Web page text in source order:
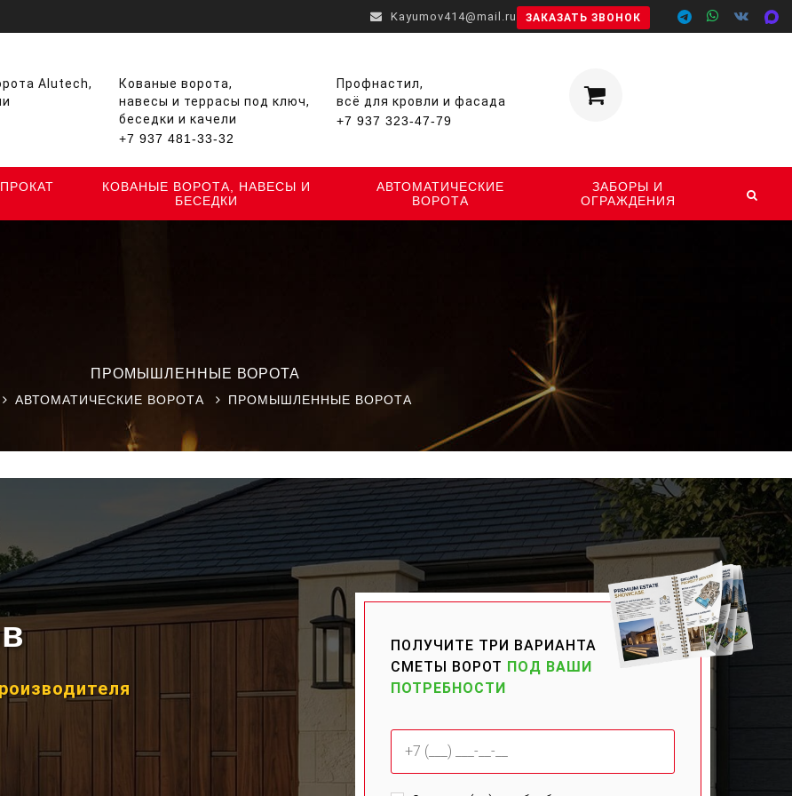
Kayumov414@mail.ru ЗАКАЗАТЬ ЗВОНОК
Alutech,
Кованые ворота,
навесы и террасы под ключ,
беседки и качели
+7 937 481-33-32
Профнастил,
всё для кровли и фасада
+7 937 323-47-79
КОВАНЫЕ ВОРОТА, НАВЕСЫ И
БЕСЕДКИ
АВТОМАТИЧЕСКИЕ
ВОРОТА
ЗАБОРЫ И
ОГРАЖДЕНИЯ
ПРОМЫШЛЕННЫЕ ВОРОТА
АВТОМАТИЧЕСКИЕ ВОРОТА ПРОМЫШЛЕННЫЕ ВОРОТА
ПОЛУЧИТЕ ТРИ ВАРИАНТА
СМЕТЫ ВОРОТ ПОД ВАШИ
ПОТРЕБНОСТИ